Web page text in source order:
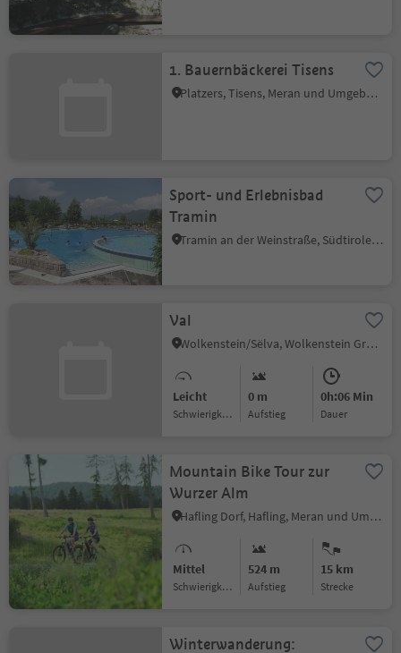
1. Bauernbäckerei Tisens
Platzers, Tisens, Meran und Umgebung
Sport- und Erlebnisbad
Tramin
Tramin an der Weinstraße, Südtiroler Weinstraße
Val
Wolkenstein/Sëlva, Wolkenstein Gröden, Dolomitenregion Gröden
Leicht
Schwierigkeitsgrad
0 m
Aufstieg
0h:06 Min
Dauer
Mountain Bike Tour zur
Wurzer Alm
Hafling Dorf, Hafling, Meran und Umgebung
Mittel
Schwierigkeitsgrad
524 m
Aufstieg
15 km
Strecke
Winterwanderung: